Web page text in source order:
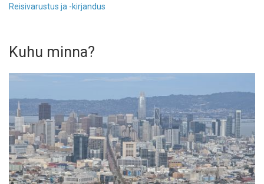
Reisivarustus ja -kirjandus
Kuhu minna?